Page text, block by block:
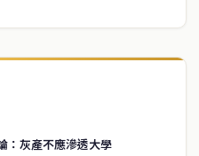
：灰產不應滲透大學